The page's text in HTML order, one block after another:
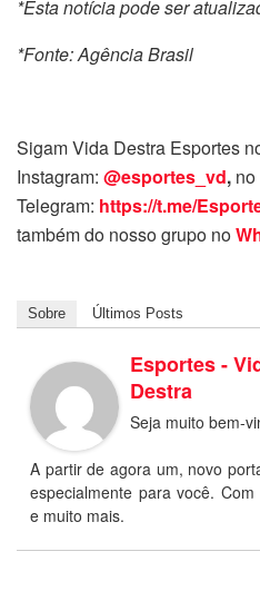
*Esta notícia pode ser
*Fonte: Agência Brasil
Sigam Vida Destra Esportes
Instagram: @esportes_vd,
Telegram: https://t.me/
também do nosso grupo no
Sobre Últimos Posts
Esportes -
Destra
Seja muito bem-
A partir de agora um, novo
especialmente para você.
e muito mais.